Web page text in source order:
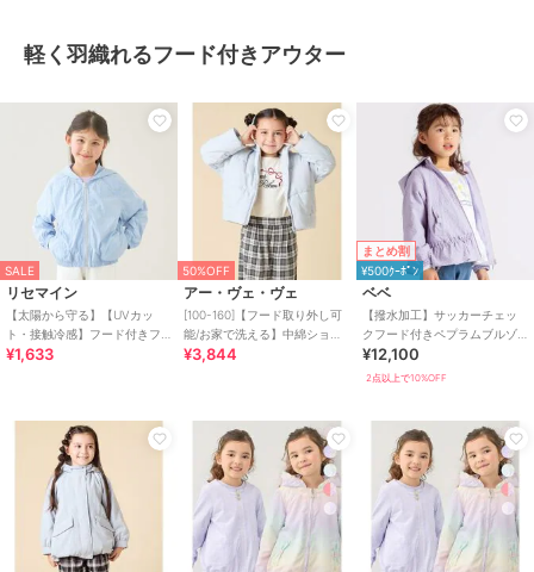
軽く羽織れるフード付きアウター
SALE
リセマイン
【太陽から守る】【UVカッ
ト・接触冷感】フード付きフ
ルジップパーカ【子供服】
¥1,633
50%OFF
アー・ヴェ・ヴェ
[100-160]【フード取り外し可
能/お家で洗える】中綿ショー
トブルゾン
¥3,844
まとめ割
¥500ｸｰﾎﾟﾝ
ベベ
【撥水加工】サッカーチェッ
クフード付きペプラムブルゾ
ン(90~150cm)
¥12,100
2点以上で10%OFF